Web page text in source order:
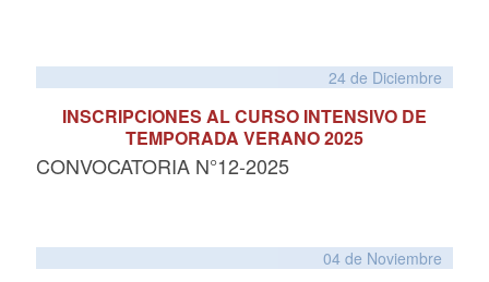
24 de Diciembre
INSCRIPCIONES AL CURSO INTENSIVO DE
TEMPORADA VERANO 2025
CONVOCATORIA N°12-2025
04 de Noviembre